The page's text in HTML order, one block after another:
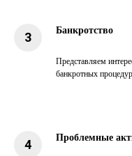
Банкротство
Представляем
банкротных
Проблемные